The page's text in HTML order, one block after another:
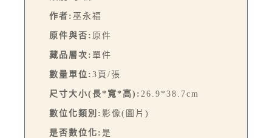
作者: 巫永福
原件與否: 原件
藏品層次: 單件
數量單位: 3頁/張
尺寸大小(長*寬*高): 26.9*38.7cm
數位化類別: 影像(圖片)
是否數位化: 是